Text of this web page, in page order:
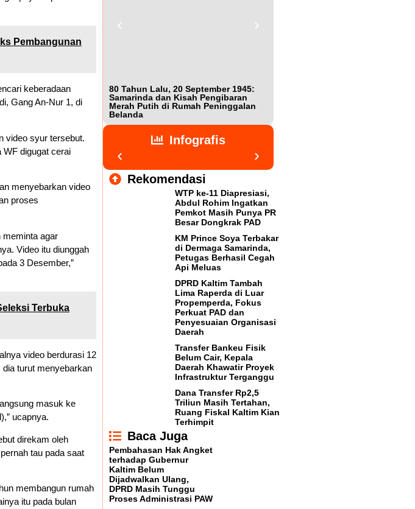
Pembangunan
keberadaan
Gang An-Nur 1, di
video syur tersebut.
WF digugat cerai
menyebarkan video
proses
meminta agar
Video itu diunggah
3 Desember,”
Terbuka
video berdurasi 12
dia turut menyebarkan
masuk ke
ucapnya.
direkam oleh
tau pada saat
membangun rumah
itu pada bulan
80 Tahun Lalu, 20 September 1945:
Samarinda dan Kisah Pengibaran
Merah Putih di Rumah Peninggalan
Belanda
Infografis
Rekomendasi
WTP ke-11 Diapresiasi,
Abdul Rohim Ingatkan
Pemkot Masih Punya PR
Besar Dongkrak PAD
KM Prince Soya Terbakar
di Dermaga Samarinda,
Petugas Berhasil Cegah
Api Meluas
DPRD Kaltim Tambah
Lima Raperda di Luar
Propemperda, Fokus
Perkuat PAD dan
Penyesuaian Organisasi
Daerah
Transfer Bankeu Fisik
Belum Cair, Kepala
Daerah Khawatir Proyek
Infrastruktur Terganggu
Dana Transfer Rp2,5
Triliun Masih Tertahan,
Ruang Fiskal Kaltim Kian
Terhimpit
Baca Juga
Pembahasan Hak Angket
terhadap Gubernur
Kaltim Belum
Dijadwalkan Ulang,
DPRD Masih Tunggu
Proses Administrasi PAW